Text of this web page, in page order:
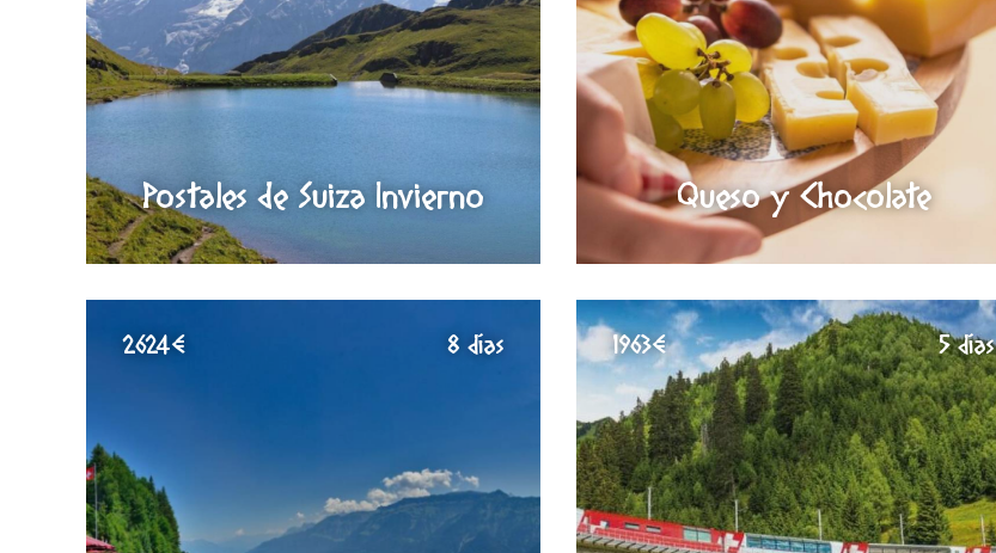
Postales de Suiza Invierno Queso y Chocolate
2624€ 8 días 1963€ 5 días